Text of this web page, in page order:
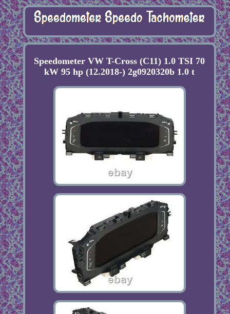
Speedometer VW T-Cross (C11) 1.0 TSI 70
kW 95 hp (12.2018-) 2g0920320b 1.0 t